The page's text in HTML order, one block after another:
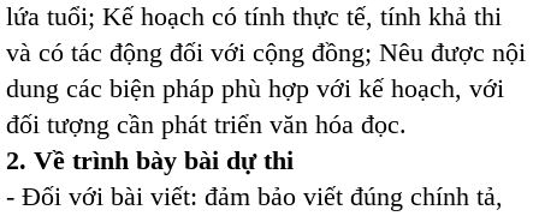
lứa tuổi; Kế hoạch có tính thực tế, tính khả thi
và có tác động đối với cộng đồng; Nêu được nội
dung các biện pháp phù hợp với kế hoạch, với
đối tượng cần phát triển văn hóa đọc.
2. Về trình bày bài dự thi
- Đối với bài viết: đảm bảo viết đúng chính tả,